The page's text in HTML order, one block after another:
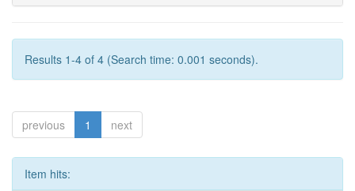
Results 1-4 of 4 (Search time: 0.001 seconds).
previous 1 next
Item hits: